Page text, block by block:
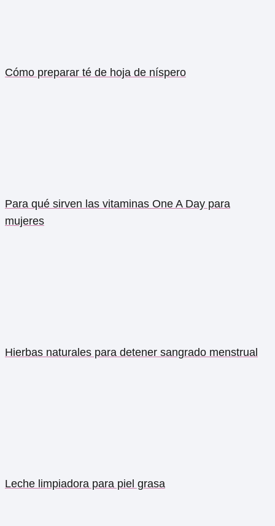
Cómo preparar té de hoja de níspero
Para qué sirven las vitaminas One A Day para
mujeres
Hierbas naturales para detener sangrado menstrual
Leche limpiadora para piel grasa